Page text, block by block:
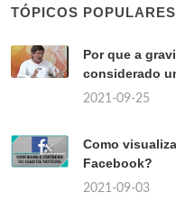
TÓPICOS POPULARES
Por que a
considerado
2021-09-25
Como
Facebook?
2021-09-03